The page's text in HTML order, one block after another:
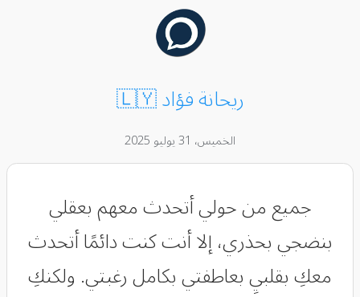
ريحانة فؤاد 🇱🇾
الخميس، 31 يوليو 2025
جميع من حولي أتحدث معهم بعقلي
بنضجي بحذري، إلا أنت كنت دائمًا أتحدث
معكِ بقلبيِ بعاطفتي بكامل رغبتي. ولكنكِ